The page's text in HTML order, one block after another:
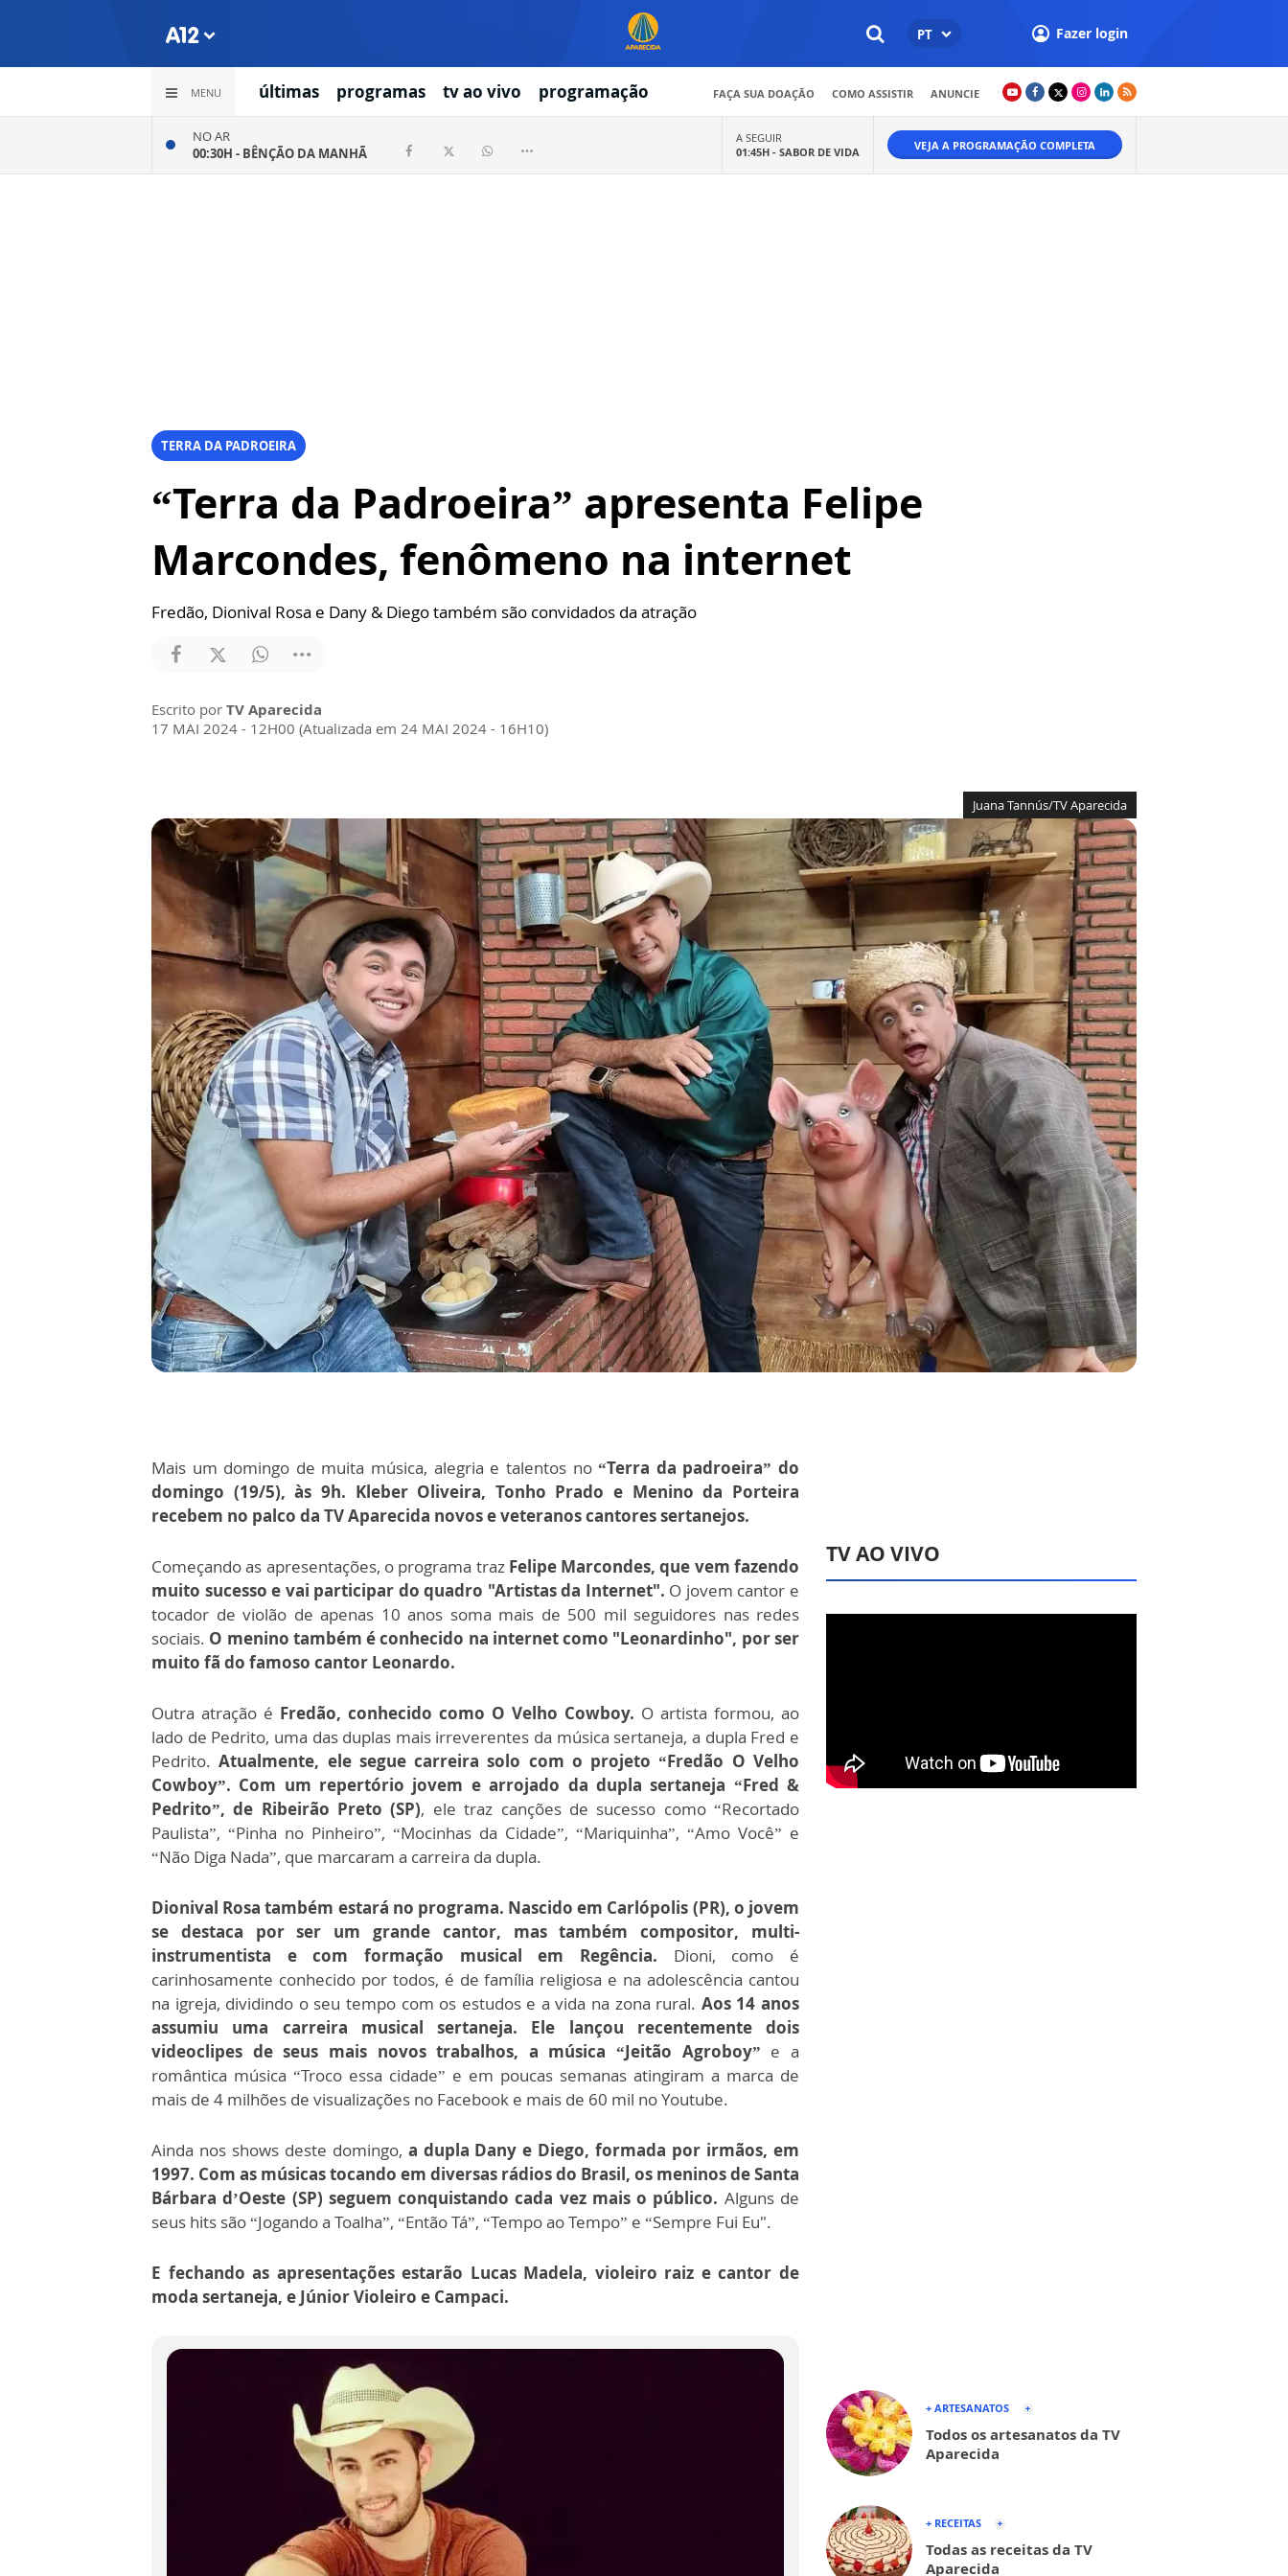
PT Fazer login
MENU últimas programas tv ao vivo programação FAÇA SUA DOAÇÃO COMO ASSISTIR ANUNCIE
NO AR
00:30H - BÊNÇÃO DA MANHÃ
A SEGUIR
01:45H - SABOR DE VIDA VEJA A PROGRAMAÇÃO COMPLETA
TERRA DA PADROEIRA
“Terra da Padroeira” apresenta Felipe
Marcondes, fenômeno na internet
Fredão, Dionival Rosa e Dany & Diego também são convidados da atração
Escrito por TV Aparecida
17 MAI 2024 - 12H00 (Atualizada em 24 MAI 2024 - 16H10)
Juana Tannús/TV Aparecida
Mais um domingo de muita música, alegria e talentos no“Terra da padroeira” do
domingo (19/5), às 9h. Kleber Oliveira, Tonho Prado e Menino da Porteira
recebem no palco da TV Aparecida novos e veteranos cantores sertanejos.
Começando as apresentações, o programa traz Felipe Marcondes, que vem fazendo
muito sucesso e vai participar do quadro "Artistas da Internet". O jovem cantor e
tocador de violão de apenas 10 anos soma mais de 500 mil seguidores nas redes
sociais. O menino também é conhecido na internet como "Leonardinho", por ser
muito fã do famoso cantor Leonardo.
Outra atração é Fredão, conhecido como O Velho Cowboy. O artista formou, ao
lado de Pedrito, uma das duplas mais irreverentes da música sertaneja, a dupla Fred e
Pedrito.Atualmente, ele segue carreira solo com o projeto “Fredão O Velho
Cowboy”. Com um repertório jovem e arrojado da dupla sertaneja “Fred &
Pedrito”, de Ribeirão Preto (SP), ele traz canções de sucesso como “Recortado
Paulista”, “Pinha no Pinheiro”, “Mocinhas da Cidade”, “Mariquinha”, “Amo Você” e
“Não Diga Nada”, que marcaram a carreira da dupla.
Dionival Rosa também estará no programa. Nascido em Carlópolis (PR), o jovem
se destaca por ser um grande cantor, mas também compositor, multi-
instrumentista e com formação musical em Regência. Dioni, como é
carinhosamente conhecido por todos, é de família religiosa e na adolescência cantou
na igreja, dividindo o seu tempo com os estudos e a vida na zona rural. Aos 14 anos
assumiu uma carreira musical sertaneja. Ele lançou recentemente dois
videoclipes de seus mais novos trabalhos, a música “Jeitão Agroboy” e a
romântica música “Troco essa cidade” e em poucas semanas atingiram a marca de
mais de 4 milhões de visualizações no Facebook e mais de 60 mil no Youtube.
Ainda nos shows deste domingo, a dupla Dany e Diego, formada por irmãos, em
1997. Com as músicas tocando em diversas rádios do Brasil, os meninos de Santa
Bárbara d’Oeste (SP) seguem conquistando cada vez mais o público. Alguns de
seus hits são “Jogando a Toalha”, “Então Tá”, “Tempo ao Tempo” e “Sempre Fui Eu".
E fechando as apresentações estarão Lucas Madela, violeiro raiz e cantor de
moda sertaneja, e Júnior Violeiro e Campaci.
TV AO VIVO
+ ARTESANATOS
Todos os artesanatos da TV
Aparecida
+ RECEITAS
Todas as receitas da TV
Aparecida